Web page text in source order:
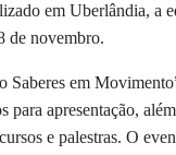
em Uberlândia, a
de novembro.
Saberes em
para apresentação,
e palestras. O